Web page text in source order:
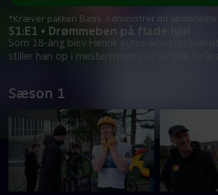
S1:E1 • Drømmeben på flade hjul
Som 18-årig blev Henrik europamester
stiller han op i mestertrøjen i et belgisk
*Kræver pakken Basis. Administrer dit
Sæson 1